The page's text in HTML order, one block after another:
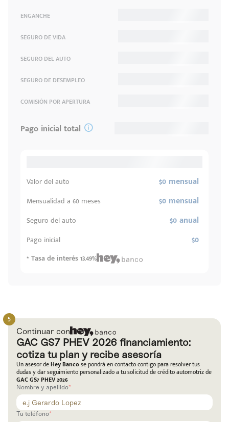
ENGANCHE
SEGURO DE VIDA
SEGURO DEL AUTO
SEGURO DE DESEMPLEO
COMISIÓN POR APERTURA
Pago inicial total
Valor del auto $0 mensual
Mensualidad a 60 meses $0 mensual
Seguro del auto $0 anual
Pago inicial $0
* Tasa de interés 13.49%
Continuar con
GAC GS7 PHEV 2026 financiamiento:
cotiza tu plan y recibe asesoría
Un asesor deHey Bancose pondrá en contacto contigo para resolver tus
dudas y dar seguimiento personalizado a tu solicitud de crédito automotriz de
GAC GS7 PHEV 2026
Nombre y apellido
Tu teléfono